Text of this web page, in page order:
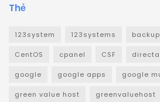
Thẻ
123system 123systems backup
CentOS cpanel CSF
google google apps google
green value host greenvaluehost